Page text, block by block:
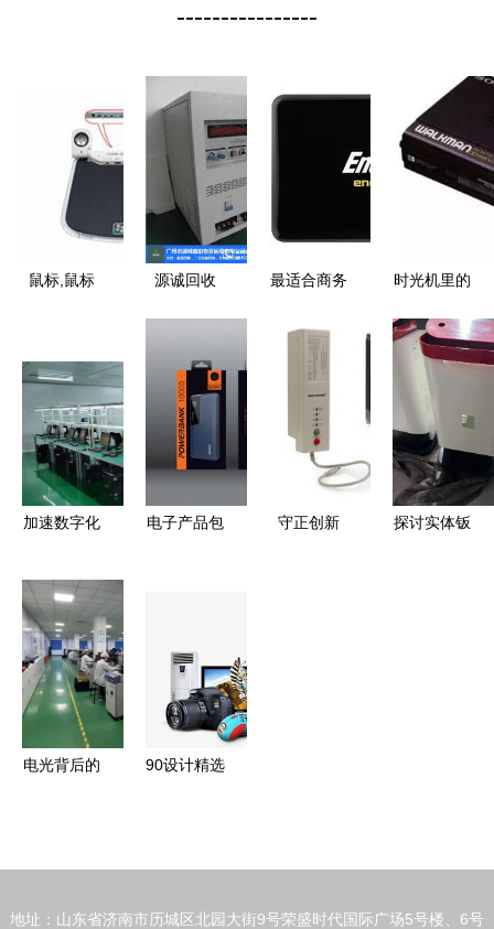
----------------
鼠标,鼠标
品上海礼品
公司 工艺
品礼品 电
子 家居 品
牌服饰 礼
源诚回收
子产品的绿
色重生
最适合商务
大电子产品
时光机里的
其中5个电
子产品，你
就老了
加速数字化
会常务副会
长孙义超单
位启动电子
产品存储芯
片封装测试
项目
电子产品包
的深度创新
守正创新
探讨实体钣
电光背后的
90设计精选
地址：山东省济南市历城区北园大街9号荣盛时代国际广场5号楼、6号